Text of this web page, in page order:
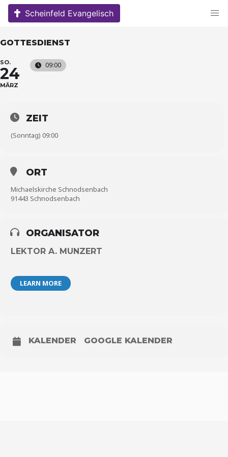
Skip
Scheinfeld Evangelisch
GOTTESDIENST
SO.
24
MÄRZ
09:00
ZEIT
(Sonntag) 09:00
ORT
Michaelskirche Schnodsenbach
91443 Schnodsenbach
ORGANISATOR
LEKTOR A. MUNZERT
LEARN MORE
KALENDER GOOGLE KALENDER